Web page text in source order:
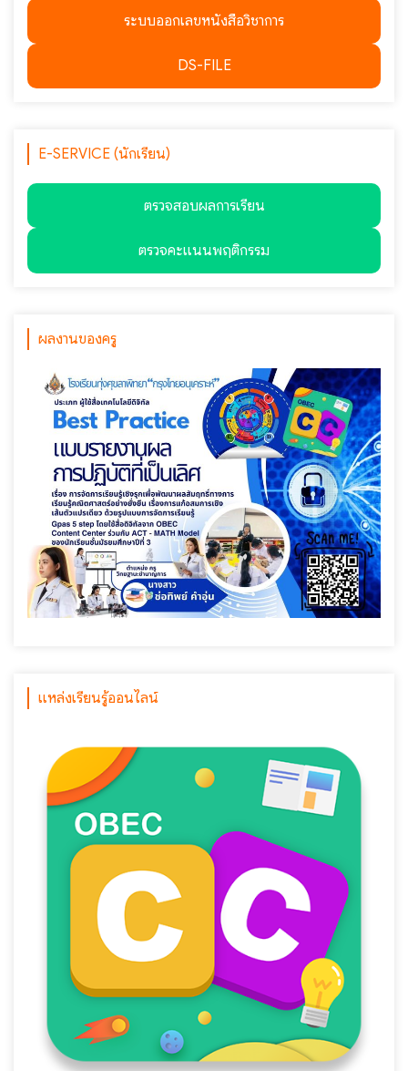
ระบบออกเลขหนังสือวิชาการ
DS-FILE
E-SERVICE (นักเรียน)
ตรวจสอบผลการเรียน
ตรวจคะแนนพฤติกรรม
ผลงานของครู
แหล่งเรียนรู้ออนไลน์